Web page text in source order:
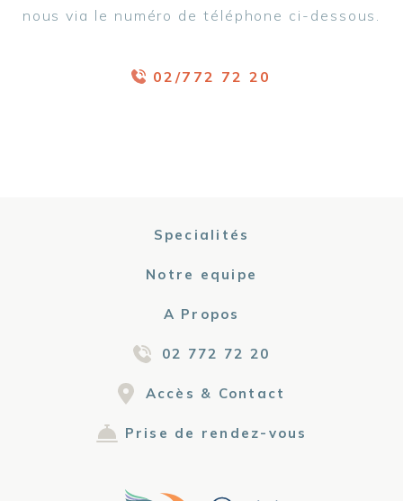
nous via le numéro de téléphone ci-dessous.
02/772 72 20
Specialités
Notre equipe
A Propos
02 772 72 20
Accès & Contact
Prise de rendez-vous